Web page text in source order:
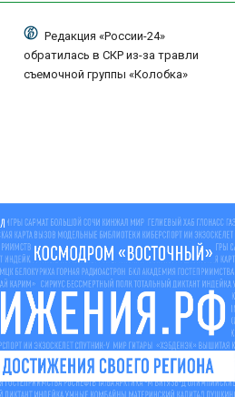
Редакция «России-24»
обратилась в СКР из-за травли
съемочной группы «Колобка»